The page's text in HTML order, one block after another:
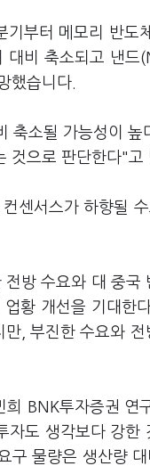
부터 메모리 반도
대비 축소되고 낸
했습니다.
축소될 가능성이
것으로 판단한다"고
센서스가 하향될
방 수요와 대 중국
황 개선을 기대한
, 부진한 수요와
희 BNK투자증권
도 생각보다 강
물량은 생산량